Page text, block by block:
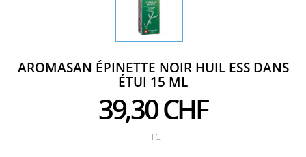
AROMASAN ÉPINETTE NOIR HUIL ESS DANS
ÉTUI 15 ML
39,30 CHF
TTC